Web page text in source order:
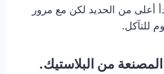
أعلى من الحديد لكن مع مرور
للتآكل.
من البلاستيك.